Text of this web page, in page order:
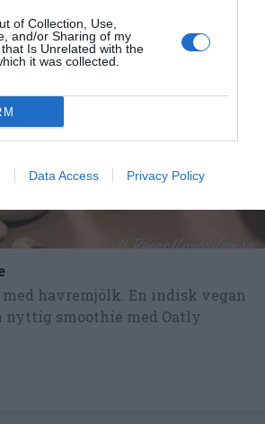
of Collection, Use,
and/or Sharing of my
Is Unrelated with the
it was collected.
Data Access Privacy Policy
havremjölk. En indisk vegan
nyttig smoothie med Oatly